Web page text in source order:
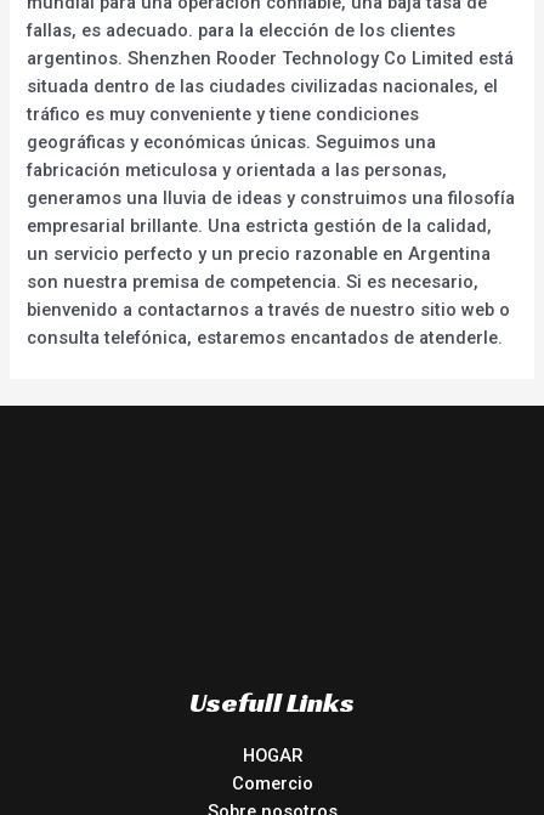
fallas, es adecuado. para la elección de los clientes
argentinos. Shenzhen Rooder Technology Co Limited está
situada dentro de las ciudades civilizadas nacionales, el
tráfico es muy conveniente y tiene condiciones
geográficas y económicas únicas. Seguimos una
fabricación meticulosa y orientada a las personas,
generamos una lluvia de ideas y construimos una filosofía
empresarial brillante. Una estricta gestión de la calidad,
un servicio perfecto y un precio razonable en Argentina
son nuestra premisa de competencia. Si es necesario,
bienvenido a contactarnos a través de nuestro sitio web o
consulta telefónica, estaremos encantados de atenderle.
Usefull Links
HOGAR
Comercio